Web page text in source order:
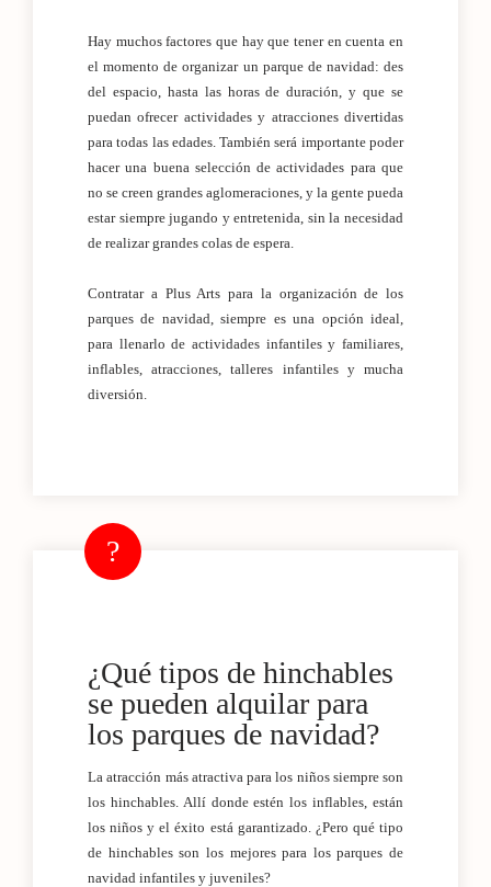
Hay muchos factores que hay que tener en cuenta en
el momento de organizar un parque de navidad: des
del espacio, hasta las horas de duración, y que se
puedan ofrecer actividades y atracciones divertidas
para todas las edades. También será importante poder
hacer una buena selección de actividades para que
no se creen grandes aglomeraciones, y la gente pueda
estar siempre jugando y entretenida, sin la necesidad
de realizar grandes colas de espera.
Contratar a Plus Arts para la organización de los
parques de navidad, siempre es una opción ideal,
para llenarlo de actividades infantiles y familiares,
inflables, atracciones, talleres infantiles y mucha
diversión.
¿Qué tipos de hinchables
se pueden alquilar para
los parques de navidad?
La atracción más atractiva para los niños siempre son
los hinchables. Allí donde estén los inflables, están
los niños y el éxito está garantizado. ¿Pero qué tipo
de hinchables son los mejores para los parques de
navidad infantiles y juveniles?